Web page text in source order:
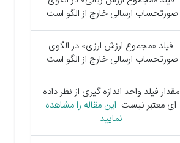
صورتحساب ارسالی خارج از الگو است.
فیلد «مجموع ارزش ارزی» در الگوی
صورتحساب ارسالی خارج از الگو است.
مقدار فیلد واحد اندازه ­گیری از نظر داده
ای معتبر نیست. این مقاله را مشاهده
نمایید